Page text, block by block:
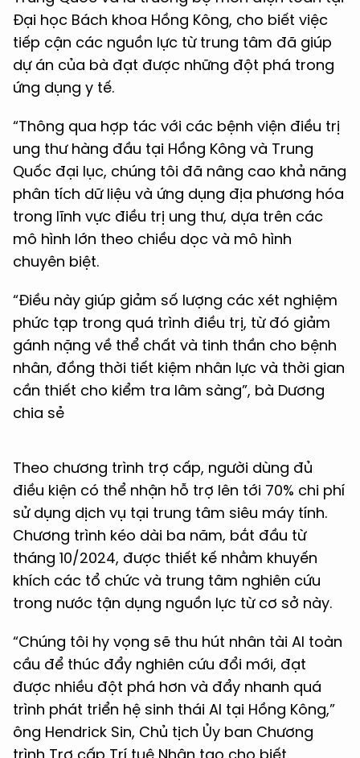
Đại học Bách khoa Hồng Kông, cho biết việc
tiếp cận các nguồn lực từ trung tâm đã giúp
dự án của bà đạt được những đột phá trong
ứng dụng y tế.
“Thông qua hợp tác với các bệnh viện điều trị
ung thư hàng đầu tại Hồng Kông và Trung
Quốc đại lục, chúng tôi đã nâng cao khả năng
phân tích dữ liệu và ứng dụng địa phương hóa
trong lĩnh vực điều trị ung thư, dựa trên các
mô hình lớn theo chiều dọc và mô hình
chuyên biệt.
“Điều này giúp giảm số lượng các xét nghiệm
phức tạp trong quá trình điều trị, từ đó giảm
gánh nặng về thể chất và tinh thần cho bệnh
nhân, đồng thời tiết kiệm nhân lực và thời gian
cần thiết cho kiểm tra lâm sàng”, bà Dương
chia sẻ
Theo chương trình trợ cấp, người dùng đủ
điều kiện có thể nhận hỗ trợ lên tới 70% chi phí
sử dụng dịch vụ tại trung tâm siêu máy tính.
Chương trình kéo dài ba năm, bắt đầu từ
tháng 10/2024, được thiết kế nhằm khuyến
khích các tổ chức và trung tâm nghiên cứu
trong nước tận dụng nguồn lực từ cơ sở này.
“Chúng tôi hy vọng sẽ thu hút nhân tài AI toàn
cầu để thúc đẩy nghiên cứu đổi mới, đạt
được nhiều đột phá hơn và đẩy nhanh quá
trình phát triển hệ sinh thái AI tại Hồng Kông,”
ông Hendrick Sin, Chủ tịch Ủy ban Chương